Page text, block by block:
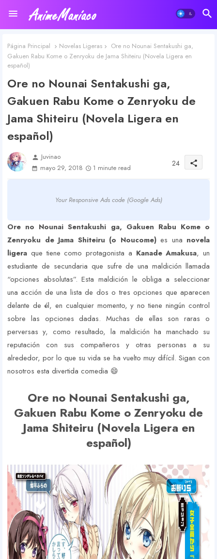
Página Principal Novelas Ligeras
Ore no Nounai Sentakushi ga,
Gakuen Rabu Kome o Zenryoku de Jama Shiteiru (Novela Ligera en
español)
Ore no Nounai Sentakushi ga,
Gakuen Rabu Kome o Zenryoku de
Jama Shiteiru (Novela Ligera en
español)
person Juvinao
mayo 29, 2018
1 minute read 24 share
Your Responsive Ads code (Google Ads)
Ore no Nounai Sentakushi ga, Gakuen Rabu Kome o
Zenryoku de Jama Shiteiru (o Noucome) es una novela
ligera que tiene como protagonista a Kanade Amakusa, un
estudiante de secundaria que sufre de una maldición llamada
“opciones absolutas”. Esta maldición le obliga a seleccionar
una acción de una lista de dos o tres opciones que aparecen
delante de él, en cualquier momento, y no tiene ningún control
sobre las opciones dadas. Muchas de ellas son raras o
perversas y, como resultado, la maldición ha manchado su
reputación con sus compañeros y otras personas a su
alrededor, por lo que su vida se ha vuelto muy difícil. Sigan con
nosotros esta divertida comedia 😄
Ore no Nounai Sentakushi ga,
Gakuen Rabu Kome o Zenryoku de
Jama Shiteiru (Novela Ligera en
español)